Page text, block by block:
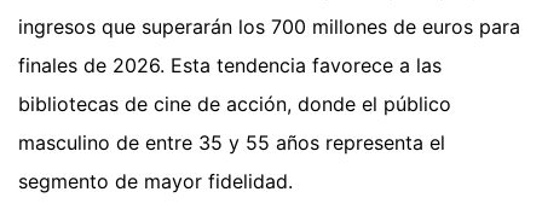
ingresos que superarán los 700 millones de euros para
finales de 2026. Esta tendencia favorece a las
bibliotecas de cine de acción, donde el público
masculino de entre 35 y 55 años representa el
segmento de mayor fidelidad.